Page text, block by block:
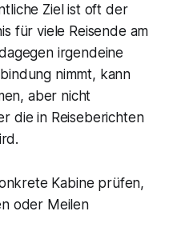
Ziel ist oft der
für viele Reisende am
irgendeine
nimmt, kann
aber nicht
die in Reiseberichten
Kabine prüfen,
oder Meilen